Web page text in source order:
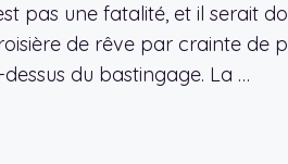
pas une fatalité, et il serait
de rêve par crainte de
du bastingage. La …